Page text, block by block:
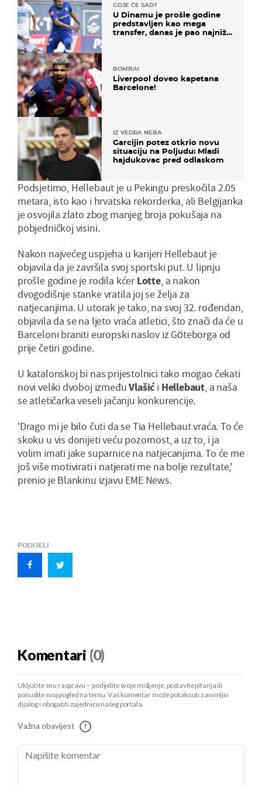
GDJE ĆE SAD?
U Dinamu je prošle godine
predstavljen kao mega
transfer, danas je pao najniže
BOMBA!
Liverpool doveo kapetana
Barcelone!
IZ VEDRA NEBA
Garcijin potez otkrio novu
situaciju na Poljudu: Mladi
hajdukovac pred odlaskom
Podsjetimo, Hellebaut je u Pekingu preskočila 2.05
metara, isto kao i hrvatska rekorderka, ali Belgijanka
je osvojila zlato zbog manjeg broja pokušaja na
pobjedničkoj visini.
Nakon najvećeg uspjeha u karijeri Hellebaut je
objavila da je završila svoj sportski put. U lipnju
prošle godine je rodila kćerLotte, a nakon
dvogodišnje stanke vratila joj se želja za
natjecanjima. U utorak je tako, na svoj 32. rođendan,
objavila da se na ljeto vraća atletici, što znači da će u
Barceloni braniti europski naslov iz Göteborga od
prije četiri godine.
U katalonskoj bi nas prijestolnici tako mogao čekati
novi veliki dvoboj izmeđuVlašići Hellebaut, a naša
se atletičarka veseli jačanju konkurencije.
'Drago mi je bilo čuti da se Tia Hellebaut vraća. To će
skoku u vis donijeti veću pozornost, a uz to, i ja
volim imati jake suparnice na natjecanjima. To će me
još više motivirati i natjerati me na bolje rezultate,'
prenio je Blankinu izjavu EME News.
PODIJELI
Komentari (0)
Uključite se u raspravu – podijelite svoje mišljenje, postavite pitanja ili
ponudite svoj pogled na temu. Vaš komentar može potaknuti zanimljiv
dijalog i obogatiti zajednicu našeg portala.
Važna obavijest !